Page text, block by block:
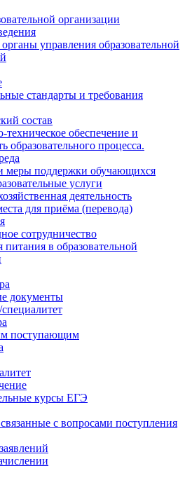
организации
управления образовательной
стандарты и требования
состав
техническое обеспечение и
образовательного процесса.
меры поддержки обучающихся
услуги
деятельность
для приёма (перевода)
сотрудничество
питания в образовательной
документы
поступающим
курсы ЕГЭ
с вопросами поступления